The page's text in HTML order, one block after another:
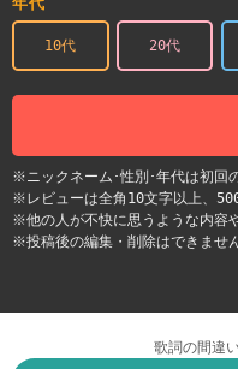
10代 20代
※ニックネーム･性別･年代は初回
※レビューは全角10文字以上、
※他の人が不快に思うような内容
※投稿後の編集・削除はできません
歌詞の間違